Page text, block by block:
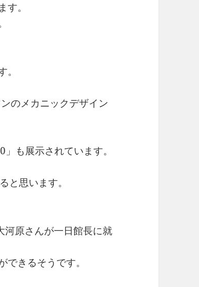
。
のメカニックデザイン
も展示されています。
と思います。
河原さんが一日館長に就
きるそうです。